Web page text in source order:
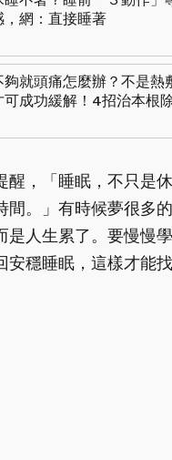
，網：直接睡著
夠就頭痛怎麼辦？不是熱
可成功緩解！4招治本根
醒，「睡眠，不只是
間。」有時候夢很多
是人生累了。要慢慢
安穩睡眠，這樣才能